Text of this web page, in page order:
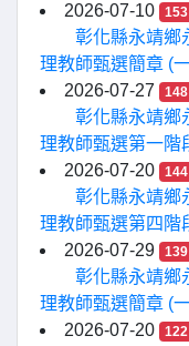
2026-07-10
153
彰化縣永靖鄉
理教師甄選簡章 (
2026-07-27
148
彰化縣永靖鄉
理教師甄選第一階
2026-07-20
144
彰化縣永靖鄉
理教師甄選第四階
2026-07-29
139
彰化縣永靖鄉
理教師甄選簡章 (
2026-07-20
122